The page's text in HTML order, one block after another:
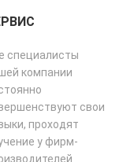
специалисты
компании
свои
проходят
у фирм-